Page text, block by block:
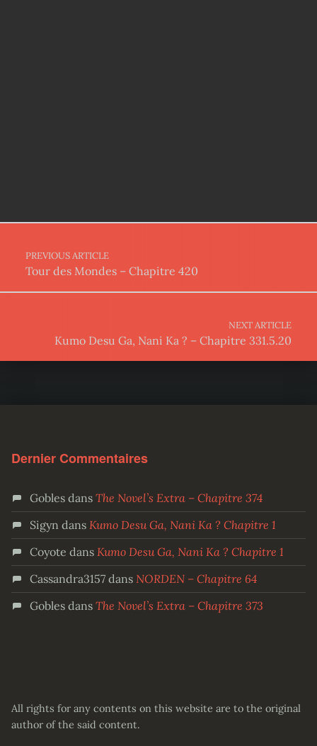
Post navigation
PREVIOUS ARTICLE
Tour des Mondes – Chapitre 420
NEXT ARTICLE
Kumo Desu Ga, Nani Ka ? – Chapitre 331.5.20
Dernier Commentaires
Goblesdans The Novel’s Extra – Chapitre 374
Sigyn dans Kumo Desu Ga, Nani Ka ? Chapitre 1
Coyote dans Kumo Desu Ga, Nani Ka ? Chapitre 1
Cassandra3157dans NORDEN – Chapitre 64
Goblesdans The Novel’s Extra – Chapitre 373
All rights for any contents on this website are to the original
author of the said content.